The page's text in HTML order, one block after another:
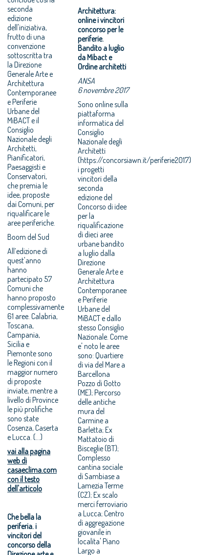
seconda
edizione
dell'iniziativa,
frutto di una
convenzione
sottoscritta tra
la Direzione
Generale Arte e
Architettura
Contemporanee
e Periferie
Urbane del
MiBACT e il
Consiglio
Nazionale degli
Architetti,
Pianificatori,
Paesaggisti e
Conservatori,
che premia le
idee, proposte
dai Comuni, per
riqualificare le
aree periferiche.
Boom del Sud
All’edizione di
quest'anno
hanno
partecipato 57
Comuni che
hanno proposto
complessivamente
61 aree. Calabria,
Toscana,
Campania,
Sicilia e
Piemonte sono
le Regioni con il
maggior numero
di proposte
inviate, mentre a
livello di Province
le più prolifiche
sono state
Cosenza, Caserta
e Lucca. (...)
vai alla pagina
web di
casaeclima.com
con il testo
dell'articolo
Che bella la
periferia. i
vincitori del
concorso della
Architettura:
online i vincitori
concorso per le
periferie.
Bandito a luglio
da Mibact e
Ordine architetti
ANSA
6 novembre 2017
Sono online sulla
piattaforma
informatica del
Consiglio
Nazionale degli
Architetti
(https://concorsiawn.it/periferie2017)
i progetti
vincitori della
seconda
edizione del
Concorso di idee
per la
riqualificazione
di dieci aree
urbane bandito
a luglio dalla
Direzione
Generale Arte e
Architettura
Contemporanee
e Periferie
Urbane del
MiBACT e dallo
stesso Consiglio
Nazionale. Come
e' noto le aree
sono: Quartiere
di via del Mare a
Barcellona
Pozzo di Gotto
(ME); Percorso
delle antiche
mura del
Carmine a
Barletta; Ex
Mattatoio di
Bisceglie (BT);
Complesso
cantina sociale
di Sambiase a
Lamezia Terme
(CZ); Ex scalo
merci ferroviario
a Lucca; Centro
di aggregazione
giovanile in
localita' Piano
Largo a